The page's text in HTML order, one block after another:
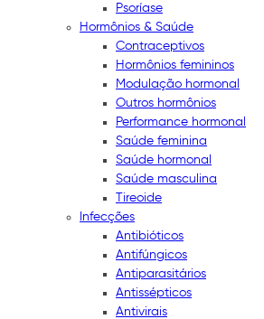
Psoríase
Hormônios & Saúde
Contraceptivos
Hormônios femininos
Modulação hormonal
Outros hormônios
Performance hormonal
Saúde feminina
Saúde hormonal
Saúde masculina
Tireoide
Infecções
Antibióticos
Antifúngicos
Antiparasitários
Antissépticos
Antivirais